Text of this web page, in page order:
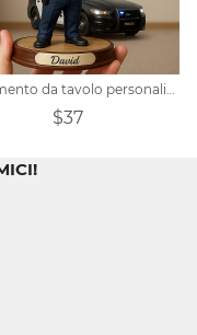
Ornamento da tavolo personalizzato con ritratto di poliziotto
$37